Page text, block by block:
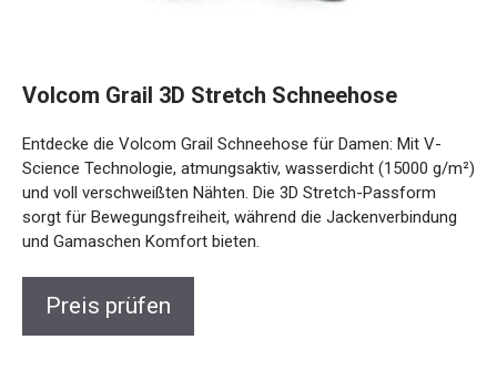
Volcom Grail 3D Stretch Schneehose
Entdecke die Volcom Grail Schneehose für Damen: Mit V-
Science Technologie, atmungsaktiv, wasserdicht (15000 g/m²)
und voll verschweißten Nähten. Die 3D Stretch-Passform
sorgt für Bewegungsfreiheit, während die Jackenverbindung
und Gamaschen Komfort bieten.
Preis prüfen